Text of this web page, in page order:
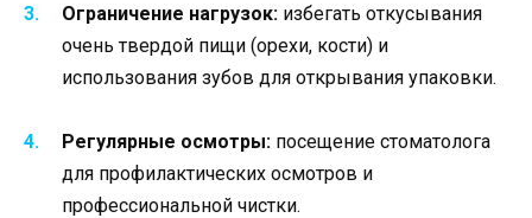
Ограничение нагрузок: избегать откусывания
очень твердой пищи (орехи, кости) и
использования зубов для открывания упаковки.
Регулярные осмотры: посещение стоматолога
для профилактических осмотров и
профессиональной чистки.